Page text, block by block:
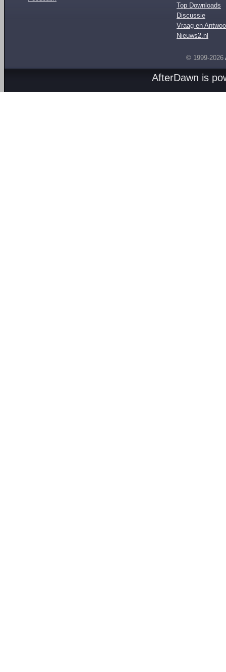
Top Downloads
Discussie
Vraag en
Nieuws2.nl
© 1999-2026
AfterDawn is